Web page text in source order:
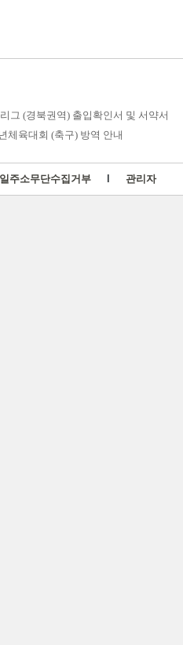
그 (경북권역) 출입확인서 및 서약서
체육대회 (축구) 방역 안내
주소무단수집거부 관리자